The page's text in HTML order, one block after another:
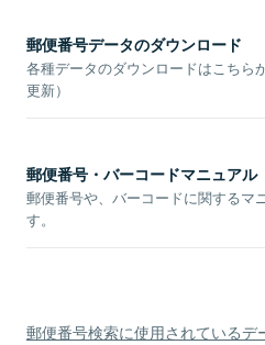
郵便番号データのダウンロード
各種データのダウンロードはこちら
更新）
郵便番号・バーコードマニュアル
郵便番号や、バーコードに関するマ
す。
郵便番号検索に使用されているデ